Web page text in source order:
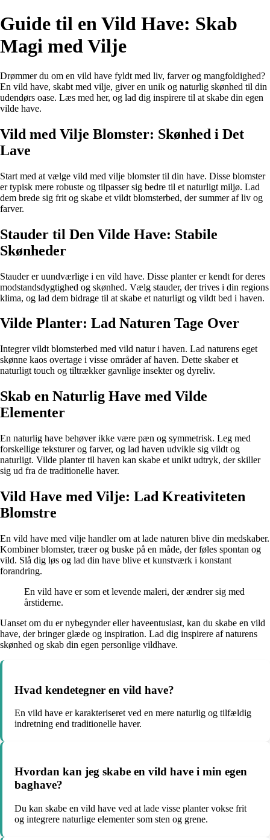
Guide til en Vild Have: Skab
Magi med Vilje
Drømmer du om en vild have fyldt med liv, farver og mangfoldighed?
En vild have, skabt med vilje, giver en unik og naturlig skønhed til din
udendørs oase. Læs med her, og lad dig inspirere til at skabe din egen
vilde have.
Vild med Vilje Blomster: Skønhed i Det
Lave
Start med at vælge vild med vilje blomster til din have. Disse blomster
er typisk mere robuste og tilpasser sig bedre til et naturligt miljø. Lad
dem brede sig frit og skabe et vildt blomsterbed, der summer af liv og
farver.
Stauder til Den Vilde Have: Stabile
Skønheder
Stauder er uundværlige i en vild have. Disse planter er kendt for deres
modstandsdygtighed og skønhed. Vælg stauder, der trives i din regions
klima, og lad dem bidrage til at skabe et naturligt og vildt bed i haven.
Vilde Planter: Lad Naturen Tage Over
Integrer vildt blomsterbed med vild natur i haven. Lad naturens eget
skønne kaos overtage i visse områder af haven. Dette skaber et
naturligt touch og tiltrækker gavnlige insekter og dyreliv.
Skab en Naturlig Have med Vilde
Elementer
En naturlig have behøver ikke være pæn og symmetrisk. Leg med
forskellige teksturer og farver, og lad haven udvikle sig vildt og
naturligt. Vilde planter til haven kan skabe et unikt udtryk, der skiller
sig ud fra de traditionelle haver.
Vild Have med Vilje: Lad Kreativiteten
Blomstre
En vild have med vilje handler om at lade naturen blive din medskaber.
Kombiner blomster, træer og buske på en måde, der føles spontan og
vild. Slå dig løs og lad din have blive et kunstværk i konstant
forandring.
En vild have er som et levende maleri, der ændrer sig med
årstiderne.
Uanset om du er nybegynder eller haveentusiast, kan du skabe en vild
have, der bringer glæde og inspiration. Lad dig inspirere af naturens
skønhed og skab din egen personlige vildhave.
Hvad kendetegner en vild have?
En vild have er karakteriseret ved en mere naturlig og tilfældig
indretning end traditionelle haver.
Hvordan kan jeg skabe en vild have i min egen
baghave?
Du kan skabe en vild have ved at lade visse planter vokse frit
og integrere naturlige elementer som sten og grene.